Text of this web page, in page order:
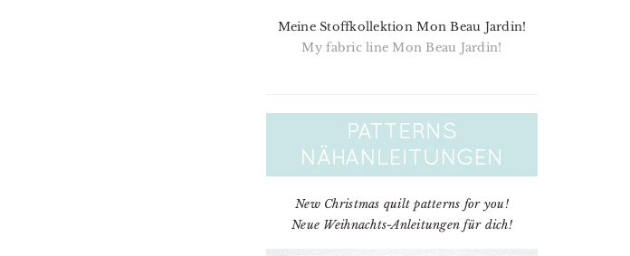
Meine Stoffkollektion Mon Beau Jardin!
My fabric line Mon Beau Jardin!
New Christmas quilt patterns for you!
Neue Weihnachts-Anleitungen für dich!